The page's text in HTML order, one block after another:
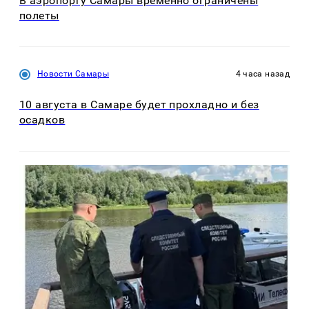
полеты
Новости Самары 4 часа назад
10 августа в Самаре будет прохладно и без
осадков